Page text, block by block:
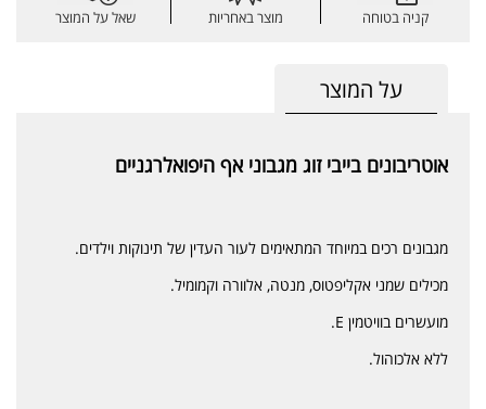
קניה בטוחה מוצר באחריות שאל על המוצר
על המוצר
אוטריבונים בייבי זוג מגבוני אף היפואלרגניים
מגבונים רכים במיוחד המתאימים לעור העדין של תינוקות וילדים.
מכילים שמני אקליפטוס, מנטה, אלוורה וקמומיל.
מועשרים בוויטמין E.
ללא אלכוהול.